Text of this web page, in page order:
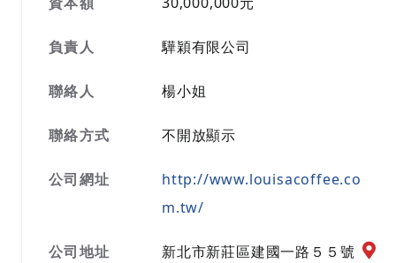
負責人 驊穎有限公司
聯絡人 楊小姐
聯絡方式 不開放顯示
公司網址
http://www.louisacoffee.co
m.tw/
公司地址 新北市新莊區建國一路５５號 公司